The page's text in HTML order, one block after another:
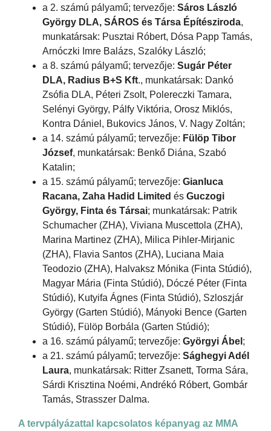
a 2. számú pályamű; tervezője: Sáros László
György DLA, SÁROS és Társa Építésziroda,
munkatársak: Pusztai Róbert, Dósa Papp Tamás,
Arnóczki Imre Balázs, Szalóky László;
a 8. számú pályamű; tervezője: Sugár Péter
DLA, Radius B+S Kft., munkatársak: Dankó
Zsófia DLA, Péteri Zsolt, Polereczki Tamara,
Selényi György, Pálfy Viktória, Orosz Miklós,
Kontra Dániel, Bukovics János, V. Nagy Zoltán;
a 14. számú pályamű; tervezője: Fülöp Tibor
József, munkatársak: Benkő Diána, Szabó
Katalin;
a 15. számú pályamű; tervezője: Gianluca
Racana, Zaha Hadid Limited és Guczogi
György, Finta és Társai; munkatársak: Patrik
Schumacher (ZHA), Viviana Muscettola (ZHA),
Marina Martinez (ZHA), Milica Pihler-Mirjanic
(ZHA), Flavia Santos (ZHA), Luciana Maia
Teodozio (ZHA), Halvaksz Mónika (Finta Stúdió),
Magyar Mária (Finta Stúdió), Dóczé Péter (Finta
Stúdió), Kutyifa Ágnes (Finta Stúdió), Szloszjár
György (Garten Stúdió), Mányoki Bence (Garten
Stúdió), Fülöp Borbála (Garten Stúdió);
a 16. számú pályamű; tervezője: Györgyi Ábel ;
a 21. számú pályamű; tervezője: Sághegyi Adél
Laura, munkatársak: Ritter Zsanett, Torma Sára,
Sárdi Krisztina Noémi, Andrékó Róbert, Gombár
Tamás, Strasszer Dalma.
A tervpályázattal kapcsolatos képanyag az MMA